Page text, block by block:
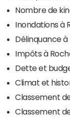
Nombre de
Inondations à
Délinquance
Impôts à
Dette et
Climat et
Classement
Classement